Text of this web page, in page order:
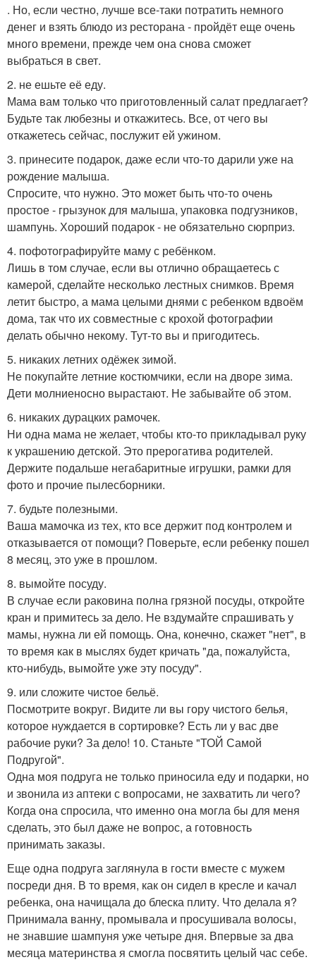
. Но, если честно, лучше все-таки потратить немного
денег и взять блюдо из ресторана - пройдёт еще очень
много времени, прежде чем она снова сможет
выбраться в свет.
2. не ешьте её еду.
Мама вам только что приготовленный салат предлагает?
Будьте так любезны и откажитесь. Все, от чего вы
откажетесь сейчас, послужит ей ужином.
3. принесите подарок, даже если что-то дарили уже на
рождение малыша.
Спросите, что нужно. Это может быть что-то очень
простое - грызунок для малыша, упаковка подгузников,
шампунь. Хороший подарок - не обязательно сюрприз.
4. пофотографируйте маму с ребёнком.
Лишь в том случае, если вы отлично обращаетесь с
камерой, сделайте несколько лестных снимков. Время
летит быстро, а мама целыми днями с ребенком вдвоём
дома, так что их совместные с крохой фотографии
делать обычно некому. Тут-то вы и пригодитесь.
5. никаких летних одёжек зимой.
Не покупайте летние костюмчики, если на дворе зима.
Дети молниеносно вырастают. Не забывайте об этом.
6. никаких дурацких рамочек.
Ни одна мама не желает, чтобы кто-то прикладывал руку
к украшению детской. Это прерогатива родителей.
Держите подальше негабаритные игрушки, рамки для
фото и прочие пылесборники.
7. будьте полезными.
Ваша мамочка из тех, кто все держит под контролем и
отказывается от помощи? Поверьте, если ребенку пошел
8 месяц, это уже в прошлом.
8. вымойте посуду.
В случае если раковина полна грязной посуды, откройте
кран и примитесь за дело. Не вздумайте спрашивать у
мамы, нужна ли ей помощь. Она, конечно, скажет "нет", в
то время как в мыслях будет кричать "да, пожалуйста,
кто-нибудь, вымойте уже эту посуду".
9. или сложите чистое бельё.
Посмотрите вокруг. Видите ли вы гору чистого белья,
которое нуждается в сортировке? Есть ли у вас две
рабочие руки? За дело! 10. Станьте "ТОЙ Самой
Подругой".
Одна моя подруга не только приносила еду и подарки, но
и звонила из аптеки с вопросами, не захватить ли чего?
Когда она спросила, что именно она могла бы для меня
сделать, это был даже не вопрос, а готовность
принимать заказы.
Еще одна подруга заглянула в гости вместе с мужем
посреди дня. В то время, как он сидел в кресле и качал
ребенка, она начищала до блеска плиту. Что делала я?
Принимала ванну, промывала и просушивала волосы,
не знавшие шампуня уже четыре дня. Впервые за два
месяца материнства я смогла посвятить целый час себе.